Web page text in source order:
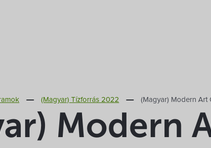
(Magyar) Tízforrás 2022 (Magyar) Modern Art
Modern